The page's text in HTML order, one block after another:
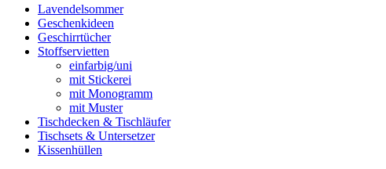
Lavendelsommer
Geschenkideen
Geschirrtücher
Stoffservietten
einfarbig/uni
mit Stickerei
mit Monogramm
mit Muster
Tischdecken & Tischläufer
Tischsets & Untersetzer
Kissenhüllen